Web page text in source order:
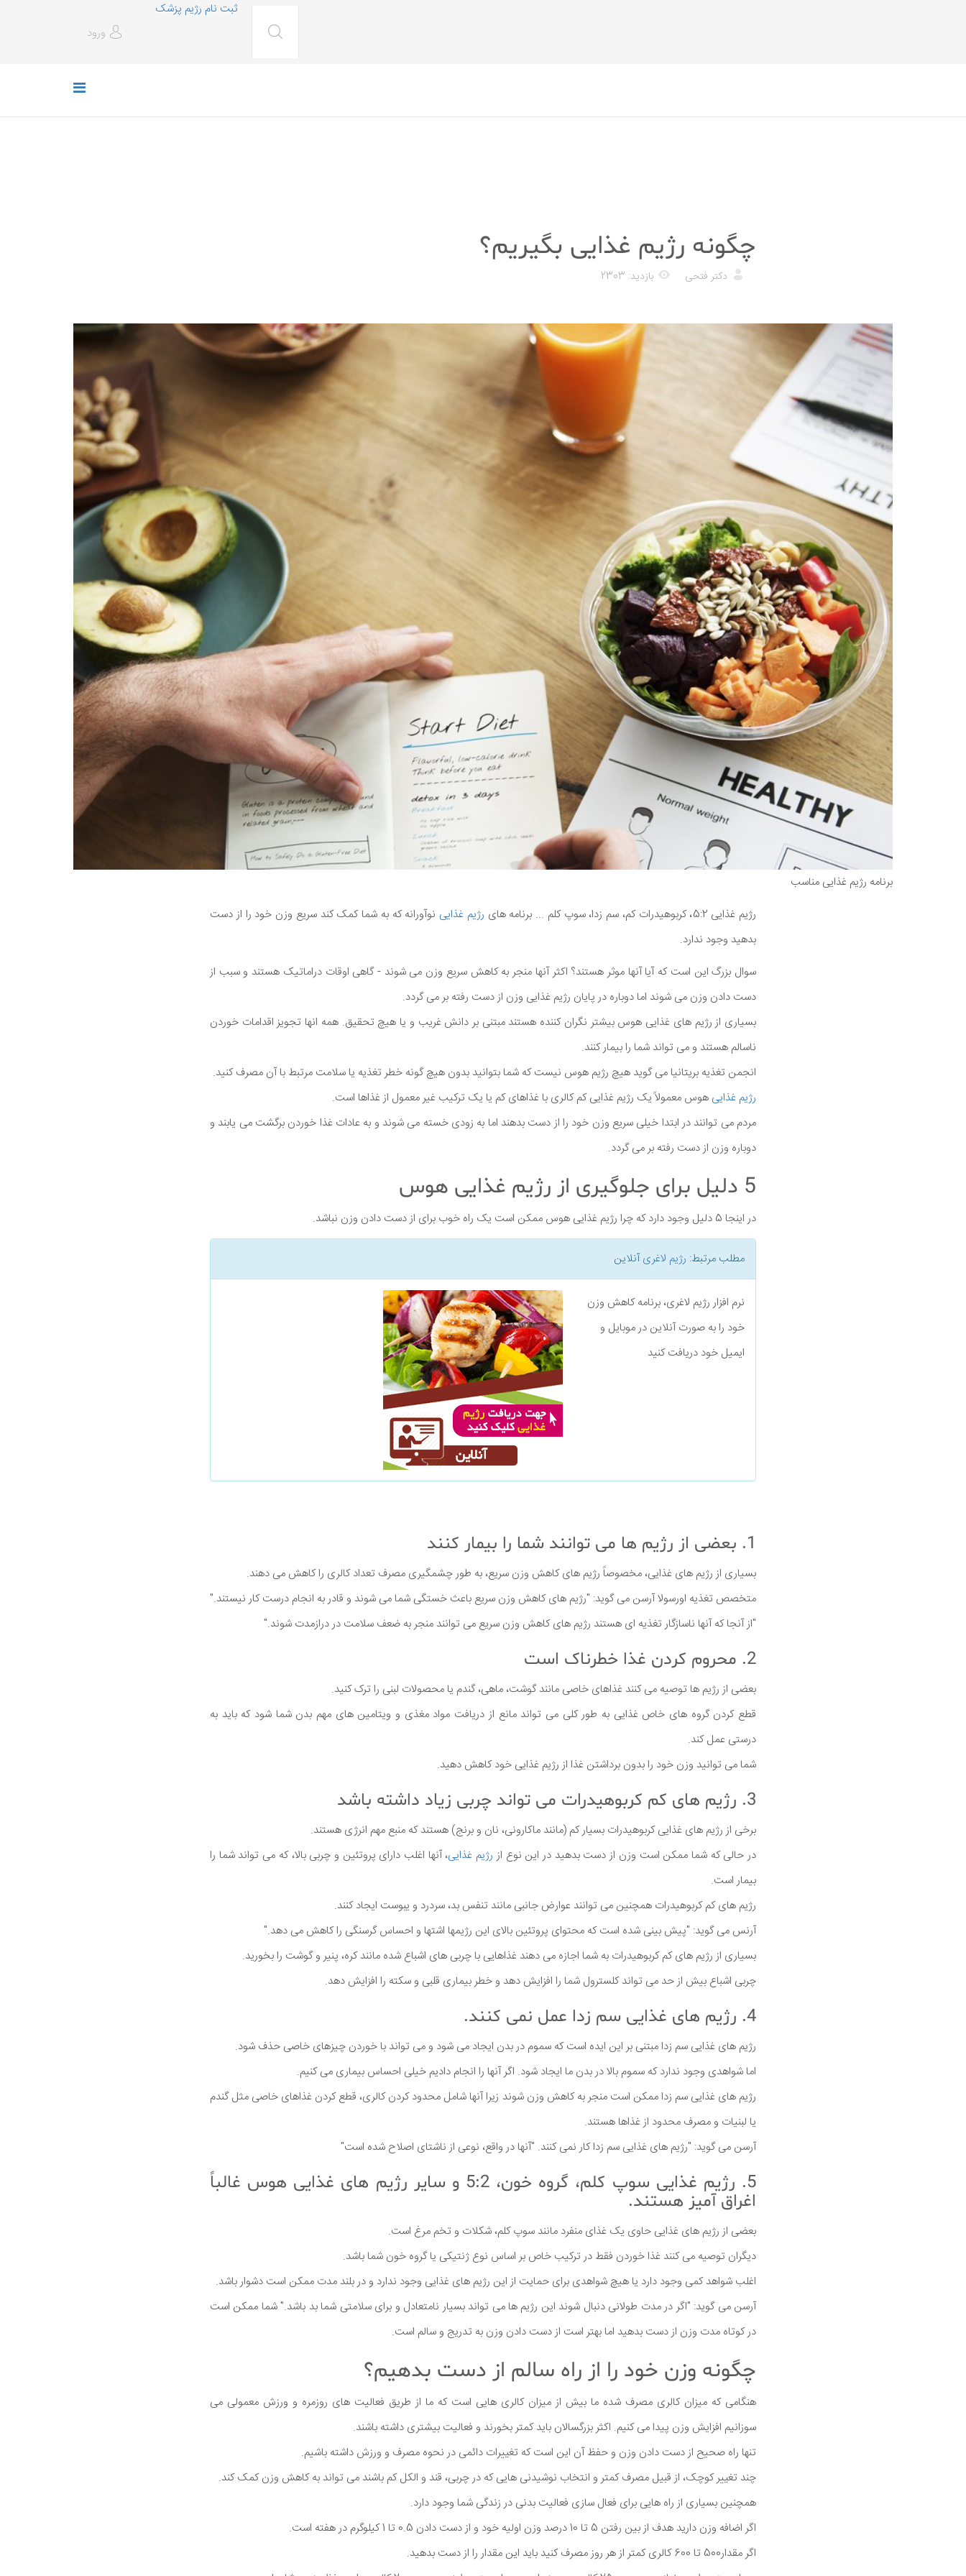
ثبت نام رژیم پزشک
ورود
چگونه رژیم غذایی بگیریم؟
دکتر فتحی بازدید: 2303
برنامه رژیم غذایی مناسب
رژیم غذایی 5:2، کربوهیدرات کم، سم زدا، سوپ کلم ... برنامه های
رژیم غذایی نوآورانه که به شما کمک کند سریع وزن خود را از دست
بدهید وجود ندارد.
سوال بزرگ این است که آیا آنها موثر هستند؟ اکثر آنها منجر به کاهش سریع وزن می شوند - گاهی اوقات دراماتیک هستند و سبب از
دست دادن وزن می شوند اما دوباره در پایان رژیم غذایی وزن از دست رفته بر می گردد.
بسیاری از رژیم های غذایی هوس بیشتر نگران کننده هستند مبتنی بر دانش غریب و یا هیچ تحقیق. همه انها تجویز اقدامات خوردن
ناسالم هستند و می تواند شما را بیمار کنند.
انجمن تغذیه بریتانیا می گوید هیچ رژیم هوس نیست که شما بتوانید بدون هیچ گونه خطر تغذیه یا سلامت مرتبط با آن مصرف کنید.
رژیم غذایی هوس معمولاً یک رژیم غذایی کم کالری با غذاهای کم یا یک ترکیب غیر معمول از غذاها است.
مردم می توانند در ابتدا خیلی سریع وزن خود را از دست بدهند اما به زودی خسته می شوند و به عادات غذا خوردن برگشت می یابند و
دوباره وزن از دست رفته بر می گردد.
5 دلیل برای جلوگیری از رژیم غذایی هوس
در اینجا 5 دلیل وجود دارد که چرا رژیم غذایی هوس ممکن است یک راه خوب برای از دست دادن وزن نباشد.
مطلب مرتبط: رژیم لاغریآنلاین
نرم افزار رژیم لاغری، برنامه کاهش وزن
خود را به صورت آنلاین در موبایل و
ایمیل خود دریافت کنید
1. بعضی از رژیم ها می توانند شما را بیمار کنند
بسیاری از رژیم های غذایی، مخصوصاً رژیم های کاهش وزن سریع، به طور چشمگیری مصرف تعداد کالری را کاهش می دهند.
متخصص تغذیه اورسولا آرسن می گوید: "رژیم های کاهش وزن سریع باعث خستگی شما می شوند و قادر به انجام درست کار نیستند."
"از آنجا که آنها ناسازگار تغذیه ای هستند رژیم های کاهش وزن سریع می توانند منجر به ضعف سلامت در درازمدت شوند."
2. محروم کردن غذا خطرناک است
بعضی از رژیم ها توصیه می کنند غذاهای خاصی مانند گوشت، ماهی، گندم یا محصولات لبنی را ترک کنید.
قطع کردن گروه های خاص غذایی به طور کلی می تواند مانع از دریافت مواد مغذی و ویتامین های مهم بدن شما شود که باید به
درستی عمل کند.
شما می توانید وزن خود را بدون برداشتن غذا از رژیم غذایی خود کاهش دهید.
3. رژیم های کم کربوهیدرات می تواند چربی زیاد داشته باشد
برخی از رژیم های غذایی کربوهیدرات بسیار کم (مانند ماکارونی، نان و برنج) هستند که منبع مهم انرژی هستند.
در حالی که شما ممکن است وزن از دست بدهید در این نوع از رژیم غذایی، آنها اغلب دارای پروتئین و چربی بالا، که می تواند شما را
بیمار است.
رژیم های کم کربوهیدرات همچنین می توانند عوارض جانبی مانند تنفس بد، سردرد و یبوست ایجاد کنند.
آرنس می گوید: "پیش بینی شده است که محتوای پروتئین بالای این رژیمها اشتها و احساس گرسنگی را کاهش می دهد."
بسیاری از رژیم های کم کربوهیدرات به شما اجازه می دهند غذاهایی با چربی های اشباع شده مانند کره، پنیر و گوشت را بخورید.
چربی اشباع بیش از حد می تواند کلسترول شما را افزایش دهد و خطر بیماری قلبی و سکته را افزایش دهد.
4. رژیم های غذایی سم زدا عمل نمی کنند.
رژیم های غذایی سم زدا مبتنی بر این ایده است که سموم در بدن ایجاد می شود و می تواند با خوردن چیزهای خاصی حذف شود.
اما شواهدی وجود ندارد که سموم بالا در بدن ما ایجاد شود. اگر آنها را انجام دادیم خیلی احساس بیماری می کنیم.
رژیم های غذایی سم زدا ممکن است منجر به کاهش وزن شوند زیرا آنها شامل محدود کردن کالری، قطع کردن غذاهای خاصی مثل گندم
یا لبنیات و مصرف محدود از غذاها هستند.
آرسن می گوید: "رژیم های غذایی سم زدا کار نمی کنند. "آنها در واقع، نوعی از ناشتای اصلاح شده است"
5. رژیم غذایی سوپ کلم، گروه خون، 5:2 و سایر رژیم های غذایی هوس غالباً
اغراق آمیز هستند.
بعضی از رژیم های غذایی حاوی یک غذای منفرد مانند سوپ کلم، شکلات و تخم مرغ است.
دیگران توصیه می کنند غذا خوردن فقط در ترکیب خاص بر اساس نوع ژنتیکی یا گروه خون شما باشد.
اغلب شواهد کمی وجود دارد یا هیچ شواهدی برای حمایت از این رژیم های غذایی وجود ندارد و در بلند مدت ممکن است دشوار باشد.
آرسن می گوید: "اگر در مدت طولانی دنبال شوند این رژیم ها می تواند بسیار نامتعادل و برای سلامتی شما بد باشد." شما ممکن است
در کوتاه مدت وزن از دست بدهید اما بهتر است از دست دادن وزن به تدریج و سالم است.
چگونه وزن خود را از راه سالم از دست بدهیم؟
هنگامی که میزان کالری مصرف شده ما بیش از میزان کالری هایی است که ما از طریق فعالیت های روزمره و ورزش معمولی می
سوزانیم افزایش وزن پیدا می کنیم. اکثر بزرگسالان باید کمتر بخورند و فعالیت بیشتری داشته باشند.
تنها راه صحیح از دست دادن وزن و حفظ آن این است که تغییرات دائمی در نحوه مصرف و ورزش داشته باشیم.
چند تغییر کوچک، از قبیل مصرف کمتر و انتخاب نوشیدنی هایی که در چربی، قند و الکل کم باشند می تواند به کاهش وزن کمک کند.
همچنین بسیاری از راه هایی برای فعال سازی فعالیت بدنی در زندگی شما وجود دارد.
اگر اضافه وزن دارید هدف از بین رفتن 5 تا 10 درصد وزن اولیه خود و از دست دادن 0.5 تا 1 کیلوگرم در هفته است.
اگر مقدار500 تا 600 کالری کمتر از هر روز مصرف کنید باید این مقدار را از دست بدهید.